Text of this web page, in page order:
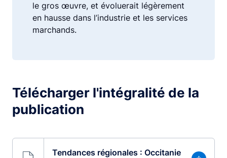
le gros œuvre, et évoluerait légèrement
en hausse dans l’industrie et les services
marchands.
Télécharger l'intégralité de la
publication
Tendances régionales : Occitanie